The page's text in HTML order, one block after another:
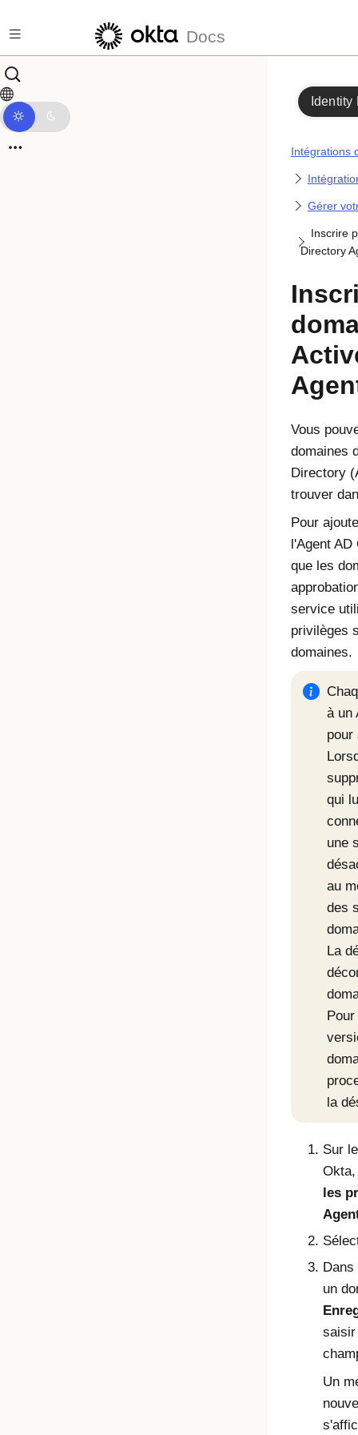
Docs
Identity
Intégrations
Gérer
Inscrire
Directory
Vous
domaines
Directory
trouver
Pour
l'Agent AD
que les
service
privilèges
domaines.
à un
qui
une
au
des
La
la
Sur
Okta,
les
Dans
un
saisir
Un